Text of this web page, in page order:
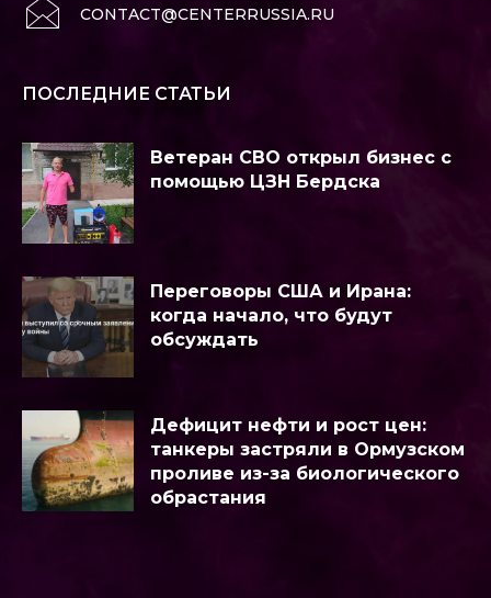
CONTACT@CENTERRUSSIA.RU
ПОСЛЕДНИЕ СТАТЬИ
Ветеран СВО открыл бизнес с
помощью ЦЗН Бердска
Переговоры США и Ирана:
когда начало, что будут
обсуждать
Дефицит нефти и рост цен:
танкеры застряли в Ормузском
проливе из-за биологического
обрастания